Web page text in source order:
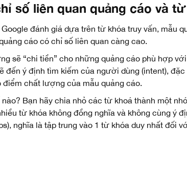
số liên quan quảng cáo và
đánh giá dựa trên từ khóa truy vấn, mẫu
cáo có chỉ số liên quan càng cao.
sẽ “chi tiền” cho những quảng cáo phù hợp
đến ý định tìm kiếm của người dùng (intent),
điểm chất lượng của mẫu quảng cáo.
Bạn hãy chia nhỏ các từ khoá thành một
từ khóa không đồng nghĩa và không cùng ý
nghĩa là tập trung vào 1 từ khóa duy nhất đối